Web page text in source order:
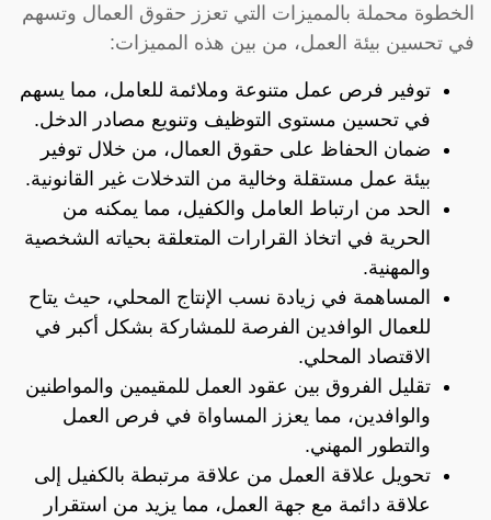
الخطوة محملة بالمميزات التي تعزز حقوق العمال وتسهم
في تحسين بيئة العمل، من بين هذه المميزات:
توفير فرص عمل متنوعة وملائمة للعامل، مما يسهم
في تحسين مستوى التوظيف وتنويع مصادر الدخل.
ضمان الحفاظ على حقوق العمال، من خلال توفير
بيئة عمل مستقلة وخالية من التدخلات غير القانونية.
الحد من ارتباط العامل والكفيل، مما يمكنه من
الحرية في اتخاذ القرارات المتعلقة بحياته الشخصية
والمهنية.
المساهمة في زيادة نسب الإنتاج المحلي، حيث يتاح
للعمال الوافدين الفرصة للمشاركة بشكل أكبر في
الاقتصاد المحلي.
تقليل الفروق بين عقود العمل للمقيمين والمواطنين
والوافدين، مما يعزز المساواة في فرص العمل
والتطور المهني.
تحويل علاقة العمل من علاقة مرتبطة بالكفيل إلى
علاقة دائمة مع جهة العمل، مما يزيد من استقرار